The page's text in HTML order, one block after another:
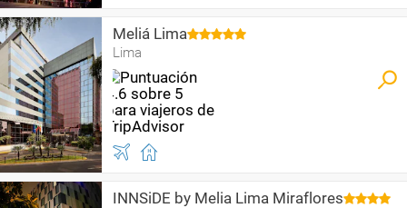
Meliá Lima
Lima
INNSiDE by Melia Lima Miraflores